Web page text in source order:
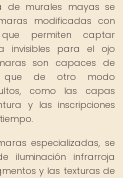
de murales mayas se
modificadas con
permiten captar
invisibles para el ojo
son capaces de
que de otro modo
como las capas
y las inscripciones
especializadas, se
iluminación infrarroja
y las texturas de